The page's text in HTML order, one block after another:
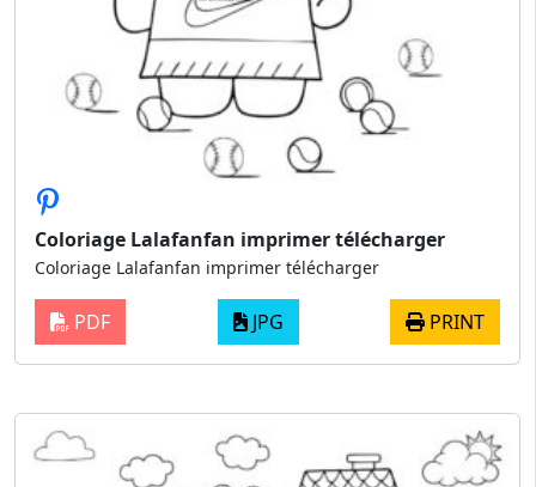
Coloriage Lalafanfan imprimer télécharger
Coloriage Lalafanfan imprimer télécharger
PDF JPG PRINT